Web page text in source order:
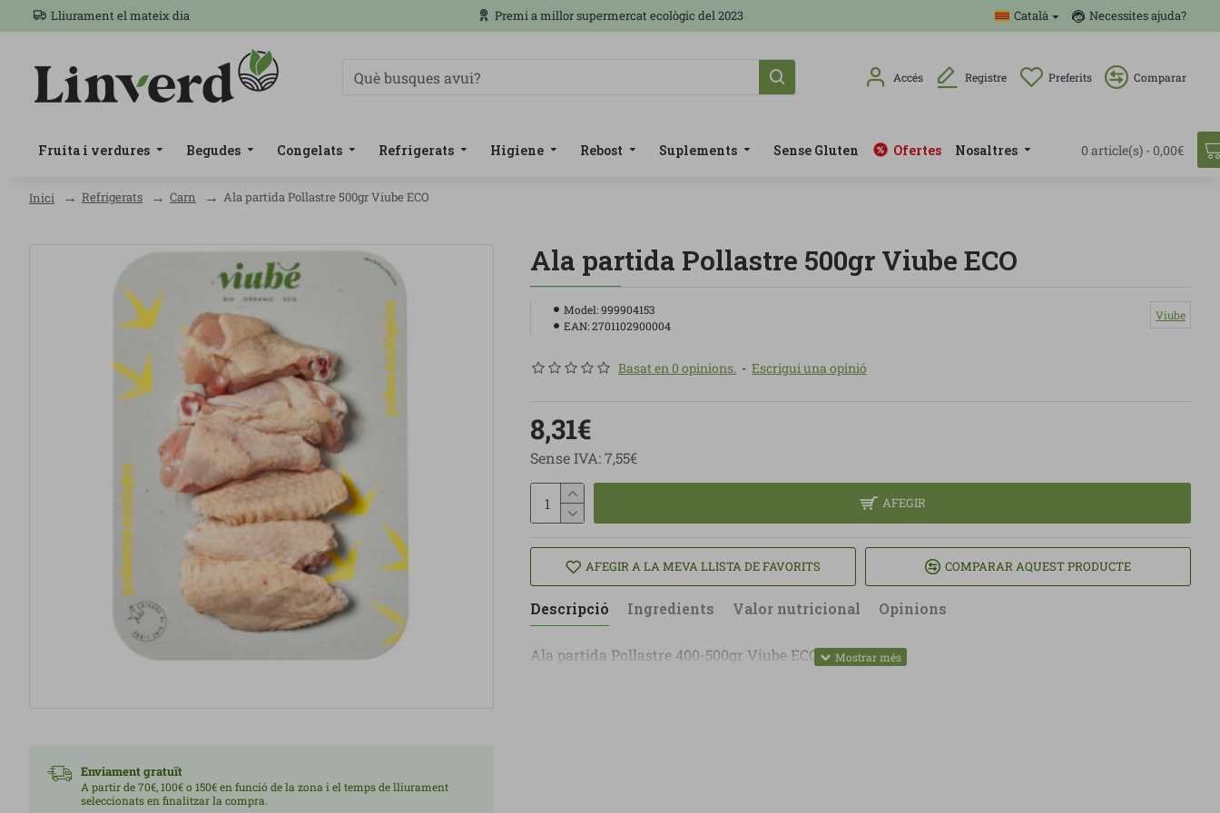
Lliurament el mateix dia Premi a millor supermercat ecològic del 2023 Català Necessites ajuda?
Accés Registre Preferits Comparar
Fruita i verdures Begudes Congelats Refrigerats Higiene Rebost Suplements Sense Gluten Ofertes Nosaltres 0 article(s) - 0,00€
Inici Refrigerats Carn Ala partida Pollastre 500gr Viube ECO
Enviament gratuït
A partir de 70€, 100€ o 150€ en funció de la zona i el temps de lliurament
seleccionats en finalitzar la compra.
Ala partida Pollastre 500gr Viube ECO
Model:999904153
EAN:2701102900004
Viube
Basat en 0 opinions. - Escrigui una opinió
8,31€
Sense IVA: 7,55€
AFEGIR
AFEGIR A LA MEVA LLISTA DE FAVORITS COMPARAR AQUEST PRODUCTE
Descripció Ingredients Valor nutricional Opinions
Ala partida Pollastre 400-500gr Viube ECO